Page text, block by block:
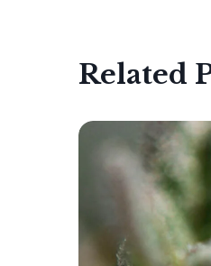
Related